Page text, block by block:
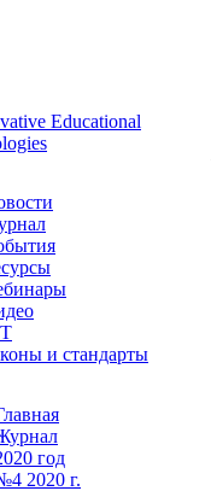
и стандарты
год
2020 г.